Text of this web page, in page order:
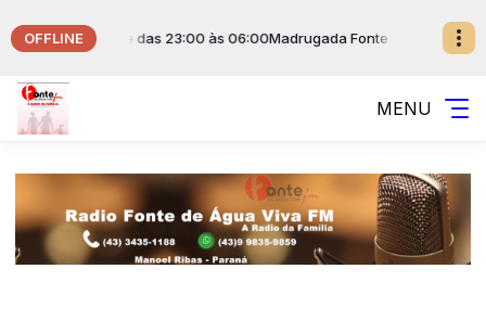
OFFLINE
da Fonte das 23:00 às 06:00Madrugada Fonte de Água Viva
MENU